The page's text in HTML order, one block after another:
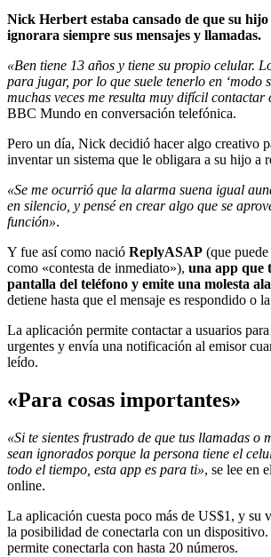
Nick Herbert estaba cansado de que su hijo
ignorara siempre sus mensajes y llamadas.
«Ben tiene 13 años y tiene su propio celular.
para jugar, por lo que suele tenerlo en ‘modo
muchas veces me resulta muy difícil contactar
BBC Mundo en conversación telefónica.
Pero un día, Nick decidió hacer algo creativo
inventar un sistema que le obligara a su hijo a
«Se me ocurrió que la alarma suena igual
en silencio, y pensé en crear algo que se
función».
Y fue así como nació ReplyASAP (que
como «contesta de inmediato»), una app que
pantalla del teléfono y emite una molesta
detiene hasta que el mensaje es respondido o
La aplicación permite contactar a usuarios
urgentes y envía una notificación al emisor
leído.
«Para cosas importantes»
«Si te sientes frustrado de que tus llamadas o
sean ignorados porque la persona tiene el
todo el tiempo, esta app es para ti», se lee en
online.
La aplicación cuesta poco más de US$1, y su
la posibilidad de conectarla con un
permite conectarla con hasta 20 números.